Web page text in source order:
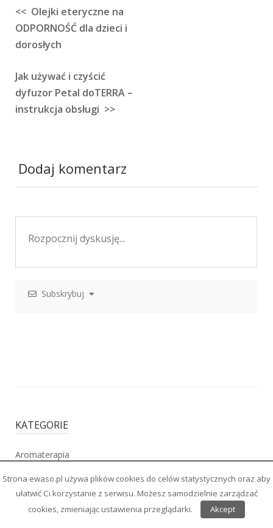
Nawigacja
wpisu
<< Olejki eteryczne na
ODPORNOŚĆ dla dzieci i
dorosłych
Jak używać i czyścić
dyfuzor Petal doTERRA –
instrukcja obsługi >>
Dodaj komentarz
Subskrybuj
KATEGORIE
Aromaterapia
Moda Uroda Zdrowie
Podróże
Strona ewaso.pl używa plików cookies do celów statystycznych oraz aby
ułatwić Ci korzystanie z serwisu. Możesz samodzielnie zarządzać
cookies, zmieniając ustawienia przeglądarki.
Akcept